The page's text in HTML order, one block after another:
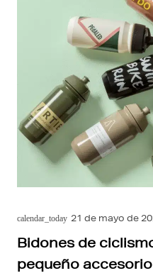
calendar_today 21 de mayo de
Bidones de
pequeño